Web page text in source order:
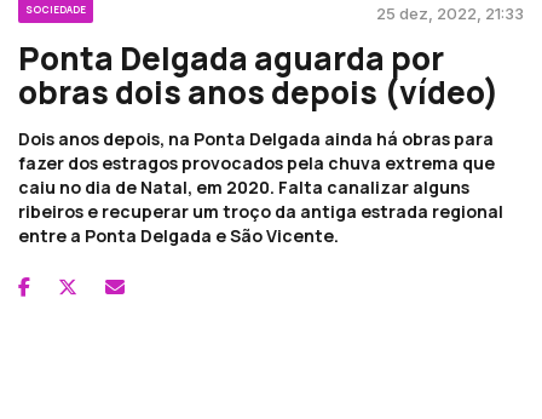
SOCIEDADE 25 dez, 2022, 21:33
Ponta Delgada aguarda por
obras dois anos depois (vídeo)
Dois anos depois, na Ponta Delgada ainda há obras para
fazer dos estragos provocados pela chuva extrema que
caiu no dia de Natal, em 2020. Falta canalizar alguns
ribeiros e recuperar um troço da antiga estrada regional
entre a Ponta Delgada e São Vicente.